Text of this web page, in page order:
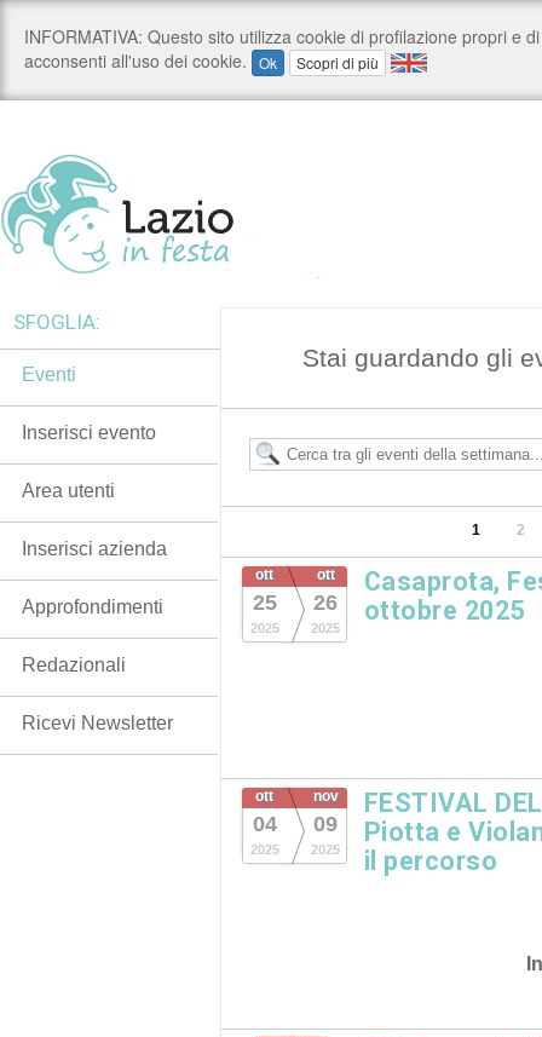
Stai guardando gli
1 2
ott
25
2025
ott
26
2025
Casaprota,
ottobre 2025
ott
04
2025
nov
09
2025
FESTIVAL
Piotta e
il percorso
SFOGLIA:
Eventi
Inserisci evento
Area utenti
Inserisci azienda
Approfondimenti
Redazionali
Ricevi Newsletter